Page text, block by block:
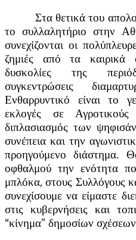
Στα θετικά του
το συλλαλητήριο στην
συνεχίζονται οι
ζημιές από τα καιρικά
δυσκολίες της
συγκεντρώσεις
Ενθαρρυντικό είναι το
εκλογές σε Αγροτικούς
διπλασιασμός των
συνέπεια και την
προηγούμενο διάστημα.
οφθαλμού την ενότητα
μπλόκα, στους Συλλόγους
συνεχίσουμε να είμαστε
στις κυβερνήσεις και
“κίνημα” δημοσίων